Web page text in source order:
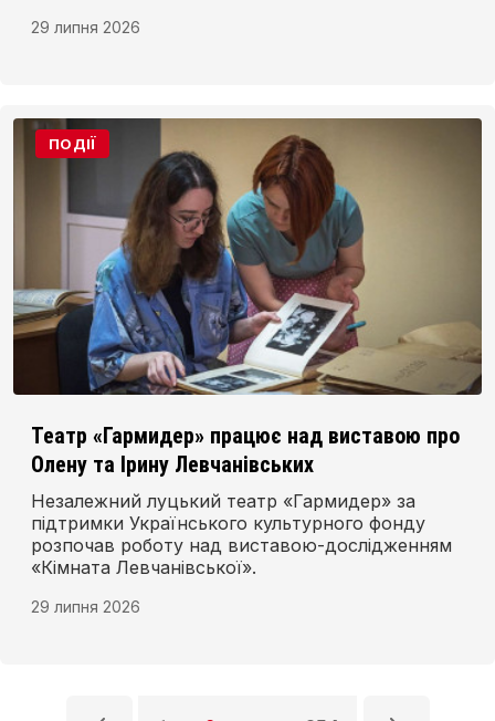
29 липня 2026
ПОДІЇ
Театр «Гармидер» працює над виставою про
Олену та Ірину Левчанівських
Незалежний луцький театр «Гармидер» за
підтримки Українського культурного фонду
розпочав роботу над виставою-дослідженням
«Кімната Левчанівської».
29 липня 2026